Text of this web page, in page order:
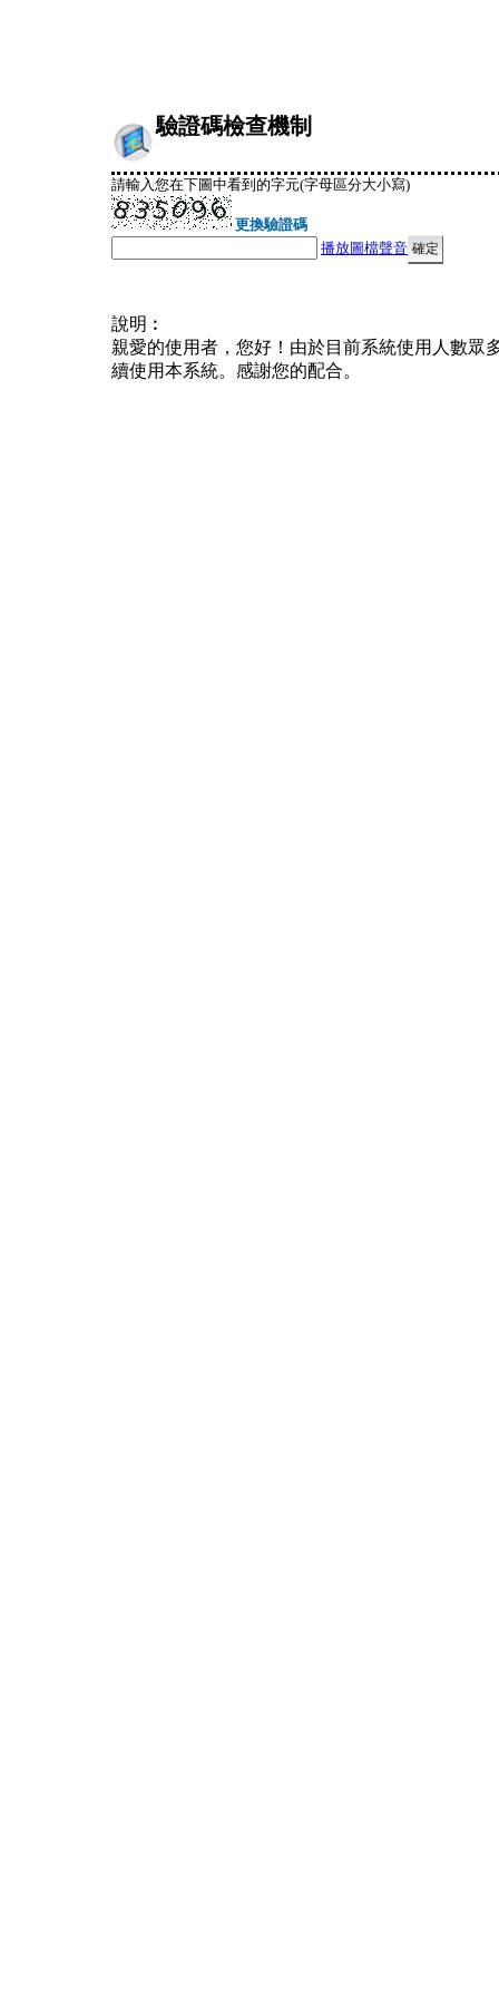
驗證碼檢查機制
請輸入您在下圖中看到的字元(字母區分大小寫)
更換驗證碼
播放圖檔聲音
說明︰
親愛的使用者，您好！由於目前系統使用人數眾
續使用本系統。感謝您的配合。